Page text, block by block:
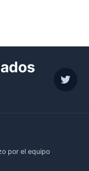
por el equipo